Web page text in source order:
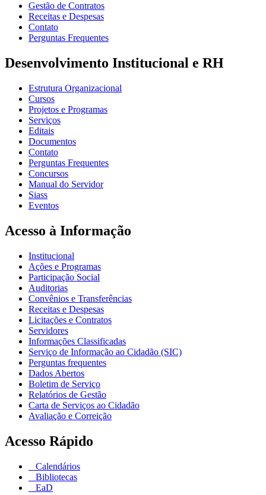
Gestão de Contratos
Receitas e Despesas
Contato
Perguntas Frequentes
Desenvolvimento Institucional e RH
Estrutura Organizacional
Cursos
Projetos e Programas
Serviços
Editais
Documentos
Contato
Perguntas Frequentes
Concursos
Manual do Servidor
Siass
Eventos
Acesso à Informação
Institucional
Ações e Programas
Participação Social
Auditorias
Convênios e Transferências
Receitas e Despesas
Licitações e Contratos
Servidores
Informações Classificadas
Serviço de Informação ao Cidadão (SIC)
Perguntas frequentes
Dados Abertos
Boletim de Serviço
Relatórios de Gestão
Carta de Serviços ao Cidadão
Avaliação e Correição
Acesso Rápido
Calendários
Bibliotecas
EaD